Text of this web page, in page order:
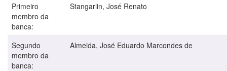
Primeiro
membro da
banca:
Stangarlin, José Renato
Segundo
membro da
banca:
Almeida, José Eduardo Marcondes de